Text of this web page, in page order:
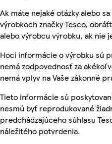
Ak máte nejaké otázky alebo
výrobkoch značky Tesco,
alebo výrobcu výrobku, ak nie
Hoci informácie o výrobku sú
nemá zodpovednosť za
nemá vplyv na Vaše zákonné
Tieto informácie sú
nesmú byť reprodukované
predchádzajúceho súhlasu
náležitého potvrdenia.